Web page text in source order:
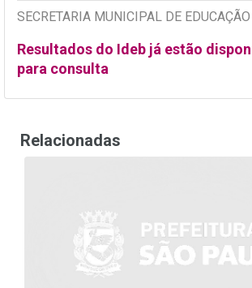
SECRETARIA MUNICIPAL DE EDUCAÇÃO
Resultados do Ideb já estão
para consulta
Relacionadas